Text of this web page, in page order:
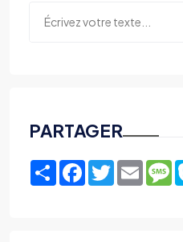
PARTAGER
ShareFacebook
TwitterEmail